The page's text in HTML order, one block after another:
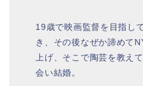
19歳で映画監督を目指し
き、その後なぜか諦めて
上げ、そこで陶芸を教え
会い結婚。